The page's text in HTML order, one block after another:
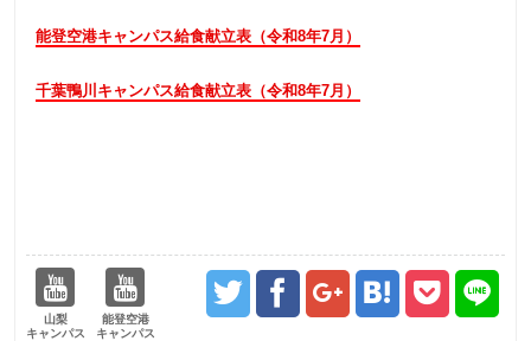
能登空港キャンパス給食献立表（令和8年7月）
千葉鴨川キャンパス給食献立表（令和8年7月）
山梨
キャンパス
能登空港
キャンパス